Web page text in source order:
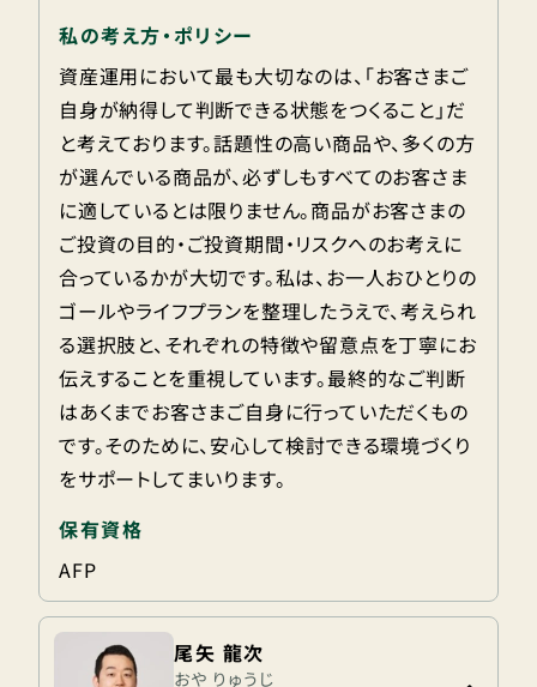
私の考え方・ポリシー
資産運用において最も大切なのは、「お客さまご
自身が納得して判断できる状態をつくること」だ
と考えております。話題性の高い商品や、多くの方
が選んでいる商品が、必ずしもすべてのお客さま
に適しているとは限りません。商品がお客さまの
ご投資の目的・ご投資期間・リスクへのお考えに
合っているかが大切です。私は、お一人おひとりの
ゴールやライフプランを整理したうえで、考えられ
る選択肢と、それぞれの特徴や留意点を丁寧にお
伝えすることを重視しています。最終的なご判断
はあくまでお客さまご自身に行っていただくもの
です。そのために、安心して検討できる環境づくり
をサポートしてまいります。
保有資格
AFP
尾矢 龍次
おや りゅうじ